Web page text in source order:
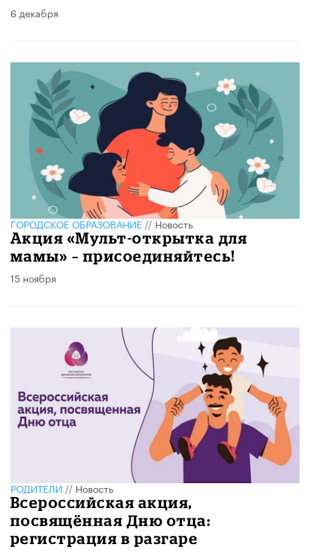
6 декабря
ГОРОДСКОЕ ОБРАЗОВАНИЕ//Новость
Акция «Мульт-открытка для
мамы» – присоединяйтесь!
15 ноября
РОДИТЕЛИ//Новость
Всероссийская акция,
посвящённая Дню отца:
регистрация в разгаре